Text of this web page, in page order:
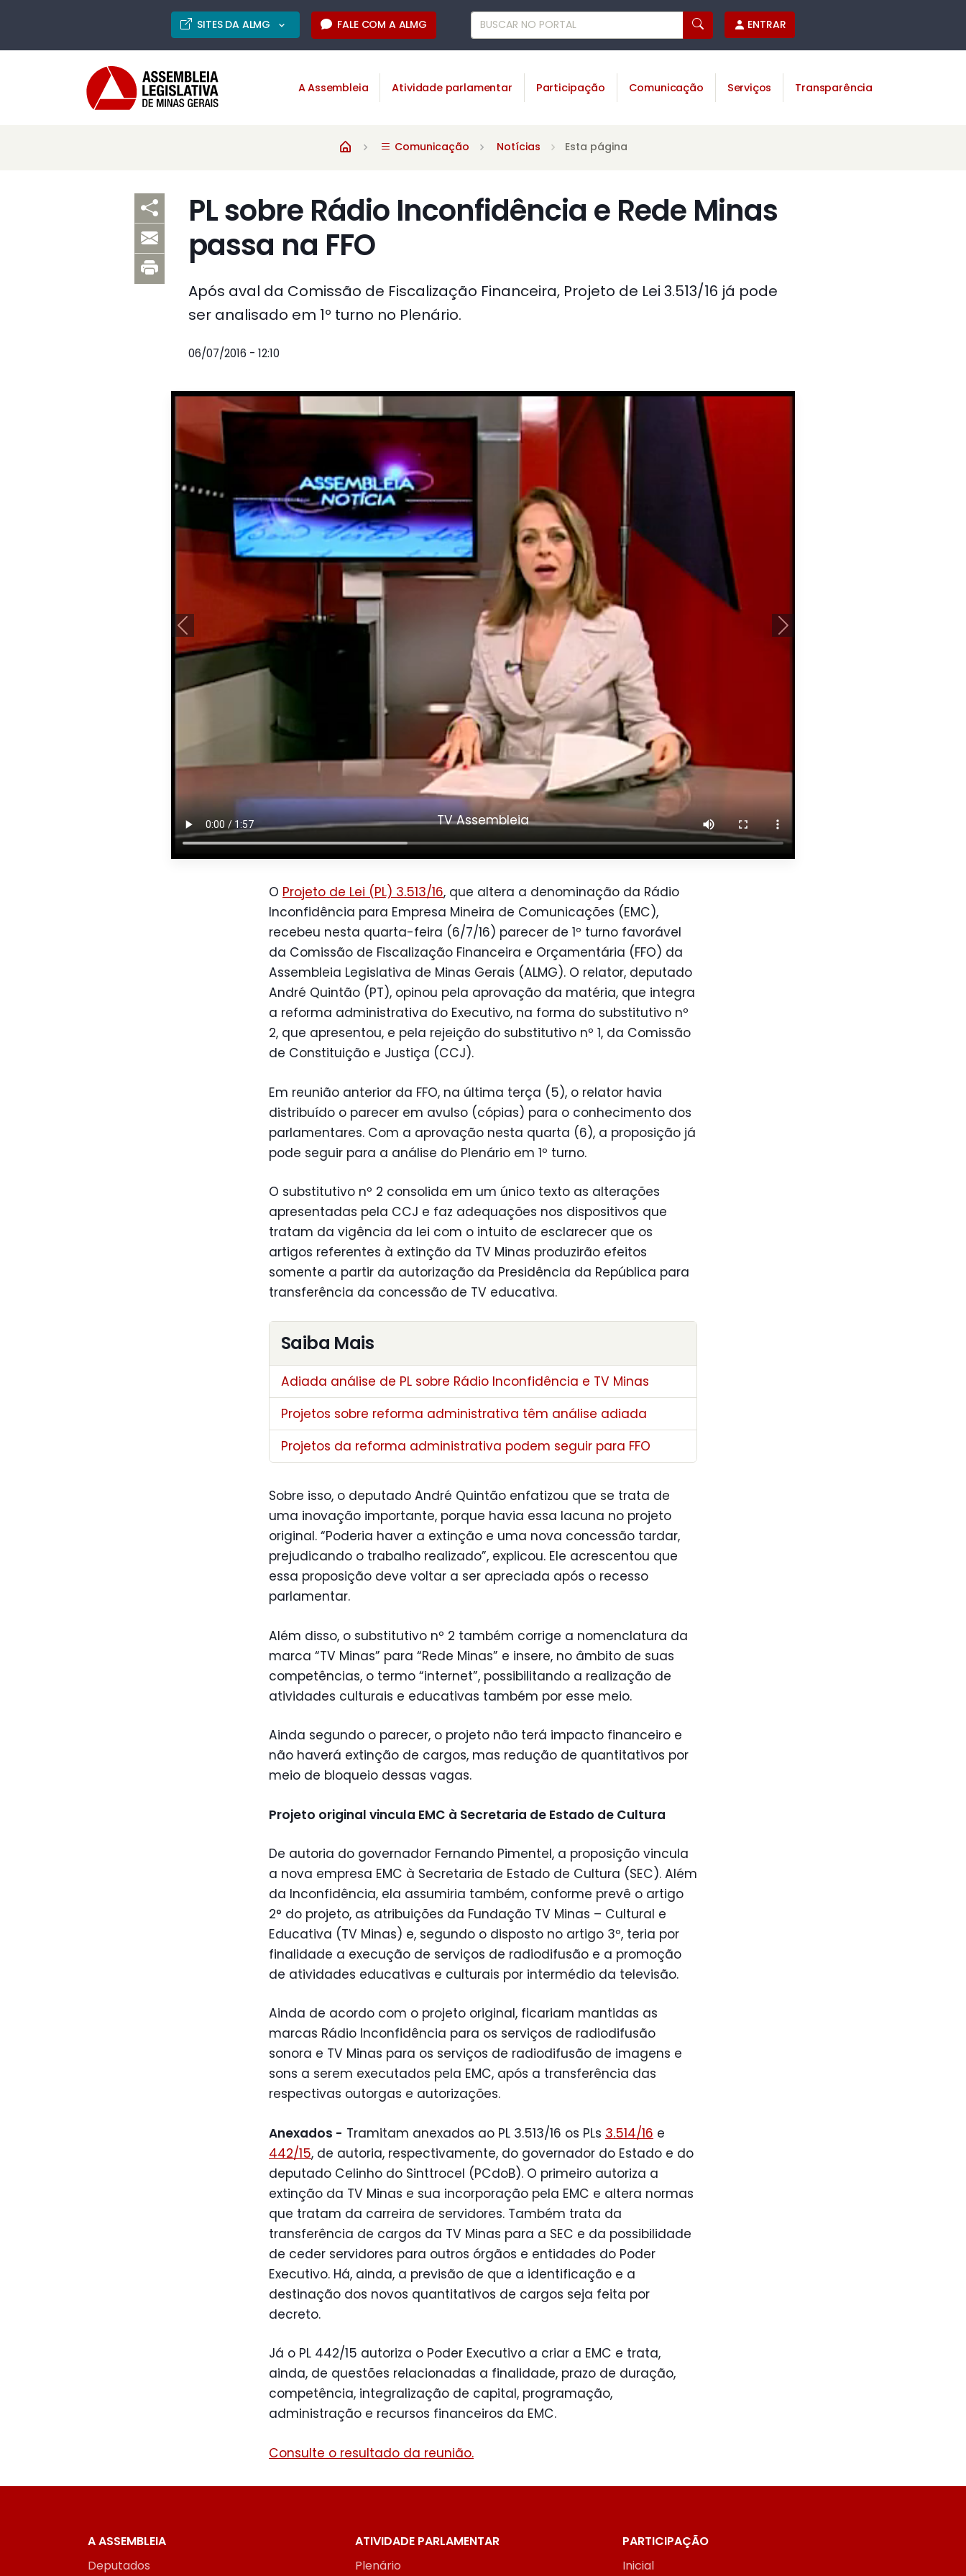
SITES DA ALMG FALE COM A ALMG ENTRAR
A Assembleia Atividade parlamentar Participação Comunicação Serviços Transparência
Comunicação Notícias Esta página
PL sobre Rádio Inconfidência e Rede Minas
passa na FFO
Após aval da Comissão de Fiscalização Financeira, Projeto de Lei 3.513/16 já pode
ser analisado em 1º turno no Plenário.
06/07/2016 - 12:10
TV Assembleia
Anterior Próximo
O Projeto de Lei (PL) 3.513/16, que altera a denominação da Rádio
Inconfidência para Empresa Mineira de Comunicações (EMC),
recebeu nesta quarta-feira (6/7/16) parecer de 1º turno favorável
da Comissão de Fiscalização Financeira e Orçamentária (FFO) da
Assembleia Legislativa de Minas Gerais (ALMG). O relator, deputado
André Quintão (PT), opinou pela aprovação da matéria, que integra
a reforma administrativa do Executivo, na forma do substitutivo nº
2, que apresentou, e pela rejeição do substitutivo nº 1, da Comissão
de Constituição e Justiça (CCJ).
Em reunião anterior da FFO, na última terça (5), o relator havia
distribuído o parecer em avulso (cópias) para o conhecimento dos
parlamentares. Com a aprovação nesta quarta (6), a proposição já
pode seguir para a análise do Plenário em 1º turno.
O substitutivo nº 2 consolida em um único texto as alterações
apresentadas pela CCJ e faz adequações nos dispositivos que
tratam da vigência da lei com o intuito de esclarecer que os
artigos referentes à extinção da TV Minas produzirão efeitos
somente a partir da autorização da Presidência da República para
transferência da concessão de TV educativa.
Saiba Mais
Adiada análise de PL sobre Rádio Inconfidência e TV Minas
Projetos sobre reforma administrativa têm análise adiada
Projetos da reforma administrativa podem seguir para FFO
Sobre isso, o deputado André Quintão enfatizou que se trata de
uma inovação importante, porque havia essa lacuna no projeto
original. “Poderia haver a extinção e uma nova concessão tardar,
prejudicando o trabalho realizado”, explicou. Ele acrescentou que
essa proposição deve voltar a ser apreciada após o recesso
parlamentar.
Além disso, o substitutivo nº 2 também corrige a nomenclatura da
marca “TV Minas” para “Rede Minas” e insere, no âmbito de suas
competências, o termo “internet”, possibilitando a realização de
atividades culturais e educativas também por esse meio.
Ainda segundo o parecer, o projeto não terá impacto financeiro e
não haverá extinção de cargos, mas redução de quantitativos por
meio de bloqueio dessas vagas.
Projeto original vincula EMC à Secretaria de Estado de Cultura
De autoria do governador Fernando Pimentel, a proposição vincula
a nova empresa EMC à Secretaria de Estado de Cultura (SEC). Além
da Inconfidência, ela assumiria também, conforme prevê o artigo
2° do projeto, as atribuições da Fundação TV Minas – Cultural e
Educativa (TV Minas) e, segundo o disposto no artigo 3º, teria por
finalidade a execução de serviços de radiodifusão e a promoção
de atividades educativas e culturais por intermédio da televisão.
Ainda de acordo com o projeto original, ficariam mantidas as
marcas Rádio Inconfidência para os serviços de radiodifusão
sonora e TV Minas para os serviços de radiodifusão de imagens e
sons a serem executados pela EMC, após a transferência das
respectivas outorgas e autorizações.
Anexados - Tramitam anexados ao PL 3.513/16 os PLs 3.514/16 e
442/15, de autoria, respectivamente, do governador do Estado e do
deputado Celinho do Sinttrocel (PCdoB). O primeiro autoriza a
extinção da TV Minas e sua incorporação pela EMC e altera normas
que tratam da carreira de servidores. Também trata da
transferência de cargos da TV Minas para a SEC e da possibilidade
de ceder servidores para outros órgãos e entidades do Poder
Executivo. Há, ainda, a previsão de que a identificação e a
destinação dos novos quantitativos de cargos seja feita por
decreto.
Já o PL 442/15 autoriza o Poder Executivo a criar a EMC e trata,
ainda, de questões relacionadas a finalidade, prazo de duração,
competência, integralização de capital, programação,
administração e recursos financeiros da EMC.
Consulte o resultado da reunião.
A ASSEMBLEIA
Deputados
ATIVIDADE PARLAMENTAR
Plenário
PARTICIPAÇÃO
Inicial